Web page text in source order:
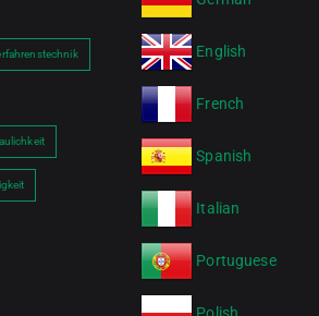
English
French
Spanish
Italian
Portuguese
Polish